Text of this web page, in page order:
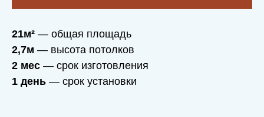
21м² — общая площадь
2,7м — высота потолков
2 мес — срок изготовления
1 день — срок установки